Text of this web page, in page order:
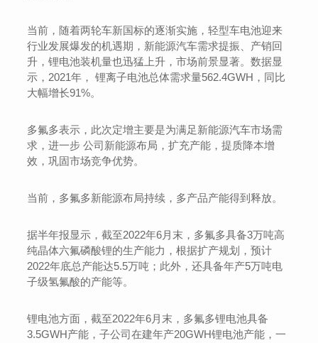
当前，随着两轮车新国标的逐渐实施，轻型车电池迎来
行业发展爆发的机遇期，新能源汽车需求提振、产销回
升，锂电池装机量也迅猛上升，市场前景显著。数据显
示，2021年， 锂离子电池总体需求量562.4GWH，同比
大幅增长91%。
多氟多表示，此次定增主要是为满足新能源汽车市场需
求，进一步 公司新能源布局，扩充产能，提质降本增
效，巩固市场竞争优势。
当前，多氟多新能源布局持续，多产品产能得到释放。
据半年报显示，截至2022年6月末，多氟多具备3万吨高
纯晶体六氟磷酸锂的生产能力，根据扩产规划，预计
2022年底总产能达5.5万吨；此外，还具备年产5万吨电
子级氢氟酸的产能等。
锂电池方面，截至2022年6月末，多氟多锂电池具备
3.5GWH产能，子公司在建年产20GWH锂电池产能，一